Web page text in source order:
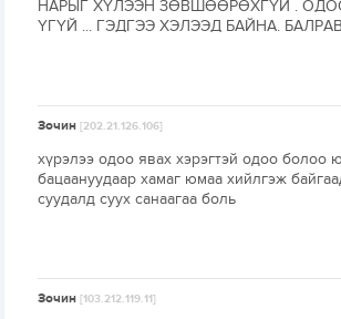
НАРЫГ ХҮЛЭЭН ЗӨВШӨӨРӨХГҮЙ .
ҮГҮЙ ... ГЭДГЭЭ ХЭЛЭЭД БАЙНА.
Зочин[202.21.126.106]
хүрэлээ одоо явах хэрэгтэй одоо болоо
бацаануудаар хамаг юмаа хийлгэж
суудалд суух санаагаа боль
Зочин[103.212.119.11]